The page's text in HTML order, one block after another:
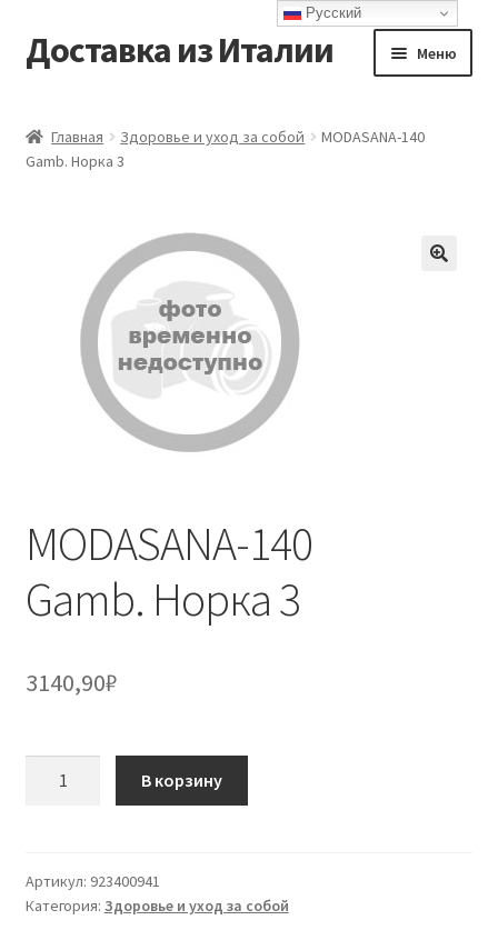
Перейти
к
Перейти
к
Доставка из Италии Меню
Доставка
Оформление заказа
Главная Здоровье и уход за собой
MODASANA-140
Gamb. Норка 3
MODASANA-140
Gamb. Норка 3
3140,90₽
Gamb. Норка
3
В корзину
Артикул: 923400941
Категория: Здоровье и уход за собой
Русский